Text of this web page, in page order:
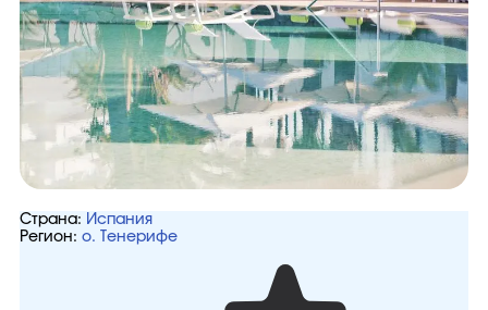
Страна: Испания
Регион: о. Тенерифе